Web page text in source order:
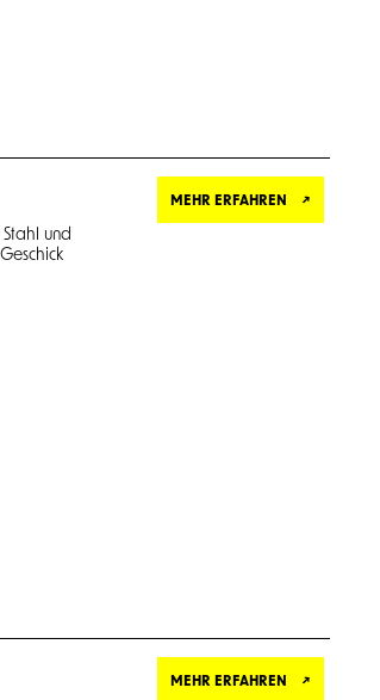
und
MEHR ERFAHREN
MEHR ERFAHREN